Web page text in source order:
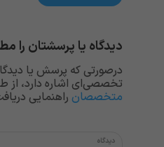
دیدگاه یا پرسشتان را
درصورتی که پرسش یا
تخصصی‌ای اشاره دارد، از
متخصصان راهنمایی